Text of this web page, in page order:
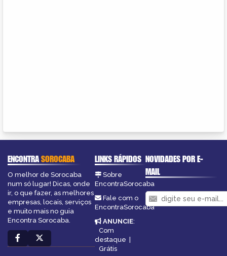
ENCONTRASOROCABA
O melhor de Sorocaba
num só lugar! Dicas, onde
ir, o que fazer, as melhores
empresas, locais, serviços
e muito mais no guia
Encontra Sorocaba.
LINKS RÁPIDOS
Sobre
EncontraSorocaba
Fale com o
EncontraSorocaba
ANUNCIE:
Com
destaque |
Grátis
NOVIDADES POR E-
MAIL